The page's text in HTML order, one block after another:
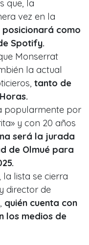
que, la
vez en la
posicionará como
Spotify.
Monserrat
la actual
tanto de
popularmente por
y con 20 años
será la jurada
de Olmué para
la lista se cierra
director de
quién cuenta con
los medios de